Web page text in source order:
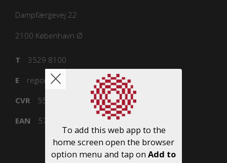
Dampfærgevej 22
2100 København Ø
3529 8100
T
regioner@regioner.dk
E
55832218
CVR
5798000016477
EAN
To add this web app to the
home screen open the browser
option menu and tap on Add to